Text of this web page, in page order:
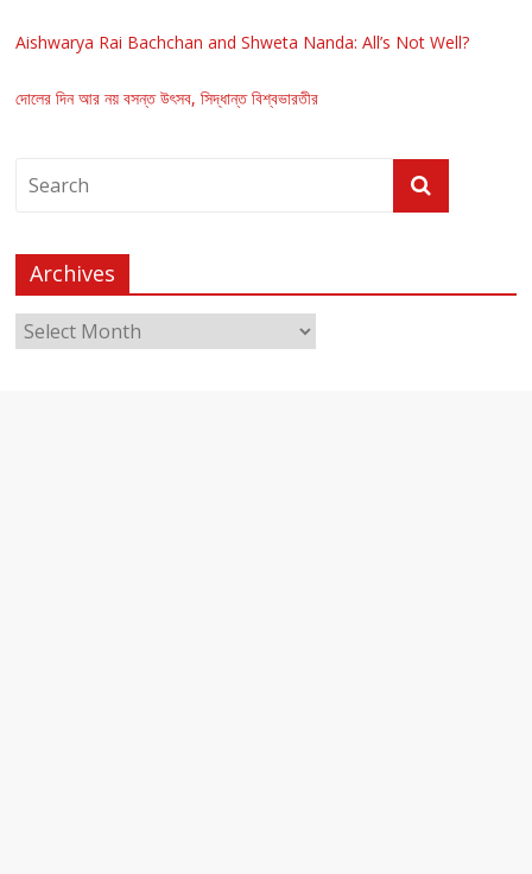
Aishwarya Rai Bachchan and Shweta Nanda: All’s Not Well?
দোলের দিন আর নয় বসন্ত উৎসব, সিদ্ধান্ত বিশ্বভারতীর
Archives